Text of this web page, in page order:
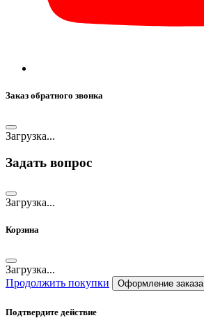
Заказ обратного звонка
Загрузка...
Задать вопрос
Загрузка...
Корзина
Загрузка...
Продолжить покупки
Оформление заказа
Подтвердите действие